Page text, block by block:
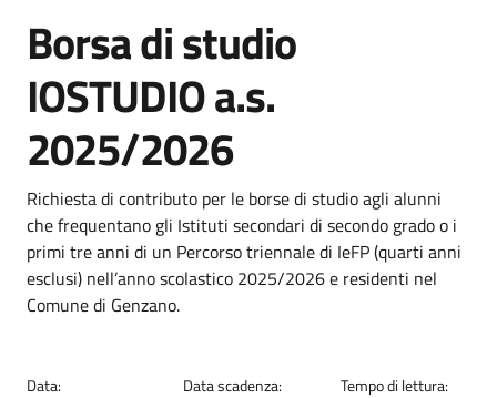
Borsa di studio
IOSTUDIO a.s.
2025/2026
Dettagli della notizia
Richiesta di contributo per le borse di studio agli alunni
che frequentano gli Istituti secondari di secondo grado o i
primi tre anni di un Percorso triennale di IeFP (quarti anni
esclusi) nell’anno scolastico 2025/2026 e residenti nel
Comune di Genzano.
Data:
Data scadenza:
Tempo di lettura: